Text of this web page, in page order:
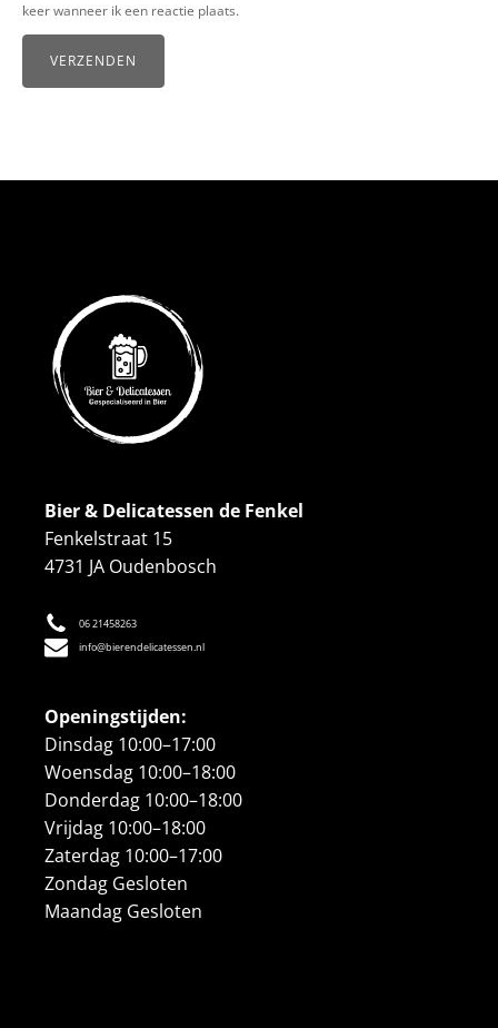
keer wanneer ik een reactie plaats.
Bier & Delicatessen de Fenkel
Fenkelstraat 15
4731 JA Oudenbosch
06 21458263
info@bierendelicatessen.nl
Openingstijden:
Dinsdag 10:00–17:00
Woensdag 10:00–18:00
Donderdag 10:00–18:00
Vrijdag 10:00–18:00
Zaterdag 10:00–17:00
Zondag Gesloten
Maandag Gesloten